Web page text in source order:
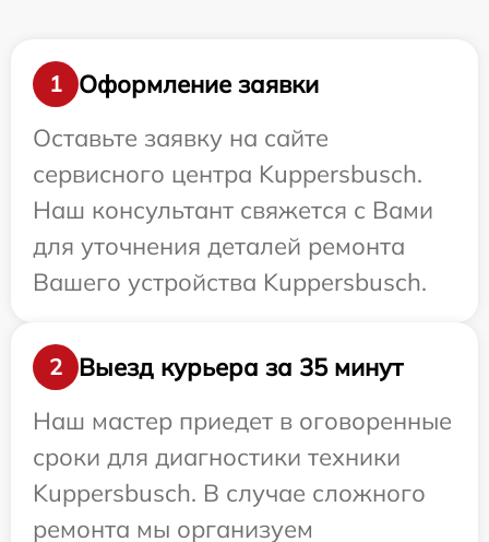
1
Оформление заявки
Оставьте заявку на сайте
сервисного центра Kuppersbusch.
Наш консультант свяжется с Вами
для уточнения деталей ремонта
Вашего устройства Kuppersbusch.
2
Выезд курьера за 35 минут
Наш мастер приедет в оговоренные
сроки для диагностики техники
Kuppersbusch. В случае сложного
ремонта мы организуем